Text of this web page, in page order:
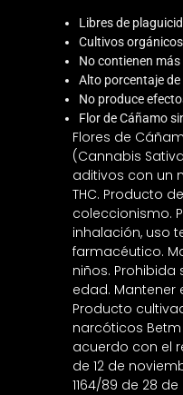
Libres de
Cultivos orgánicos
No contienen más
Alto porcentaje de
No produce
Flor de Cáñamo
Flores de
(Cannabis
aditivos con un
THC. Producto
coleccionismo.
inhalación, uso
farmacéutico.
niños.
edad. Mantener
Producto
narcóticos Betm
acuerdo con el
de 12 de
1164/89 de 28 de